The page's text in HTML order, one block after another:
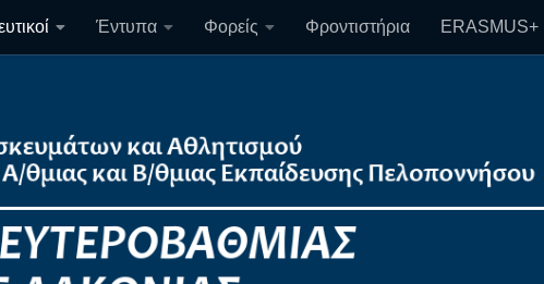
Έντυπα Φορείς Φροντιστήρια ERASMUS+